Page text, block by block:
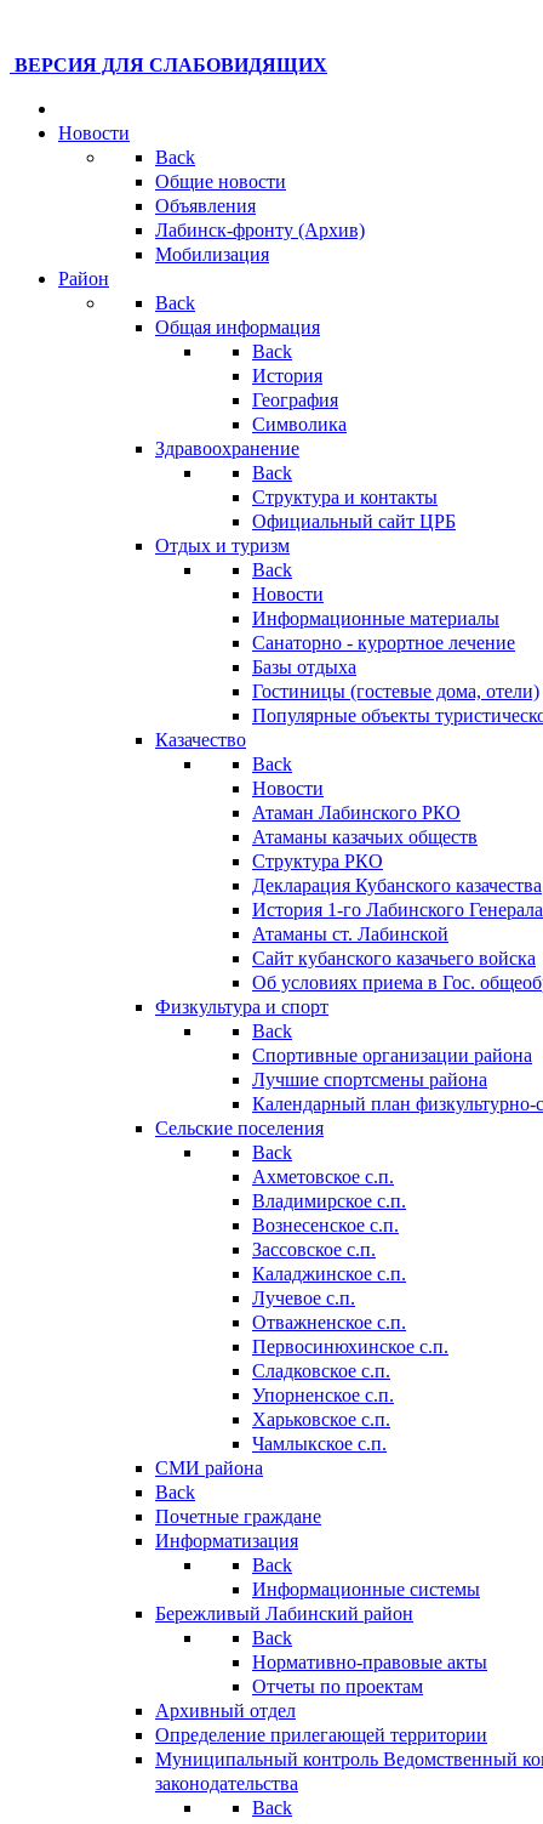
ВЕРСИЯ ДЛЯ СЛАБОВИДЯЩИХ
Новости
Back
Общие новости
Объявления
Лабинск-фронту (Архив)
Мобилизация
Район
Back
Общая информация
Back
История
География
Символика
Здравоохранение
Back
Структура и контакты
Официальный сайт ЦРБ
Отдых и туризм
Back
Новости
Информационные материалы
Санаторно - курортное лечение
Базы отдыха
Гостиницы (гостевые дома, отели)
Популярные объекты
Казачество
Back
Новости
Атаман Лабинского РКО
Атаманы казачьих обществ
Структура РКО
Декларация Кубанского казачества
История 1-го Лабинского
Атаманы ст. Лабинской
Cайт кубанского казачьего войска
Об условиях приема в Гос.
Физкультура и спорт
Back
Спортивные организации района
Лучшие спортсмены района
Календарный план
Сельские поселения
Back
Ахметовское с.п.
Владимирское с.п.
Вознесенское с.п.
Зассовское с.п.
Каладжинское с.п.
Лучевое с.п.
Отважненское с.п.
Первосинюхинское с.п.
Сладковское с.п.
Упорненское с.п.
Харьковское с.п.
Чамлыкское с.п.
СМИ района
Back
Почетные граждане
Информатизация
Back
Информационные системы
Бережливый Лабинский район
Back
Нормативно-правовые акты
Отчеты по проектам
Архивный отдел
Определение прилегающей территории
Муниципальный контроль Ведомственный
законодательства
Back